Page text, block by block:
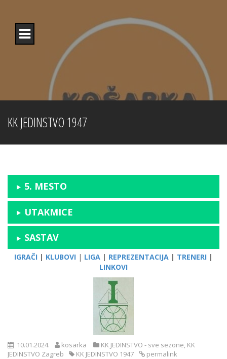
content
KK JEDINSTVO 1947
5. MESTO
UTAKMICE
SASTAV
IGRAČI | KLUBOVI | LIGA | REPREZENTACIJA | TRENERI |
LINKOVI
10.01.2024. kosarka KK JEDINSTVO - sve sezone, KK
JEDINSTVO Zagreb
KK JEDINSTVO 1947 permalink